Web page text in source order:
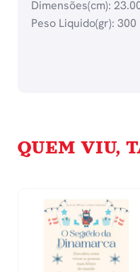
Dimensões(cm):
Peso Liquido(gr): 300
QUEM VIU,